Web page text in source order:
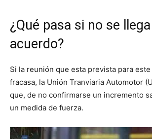
¿Qué pasa si no se
acuerdo?
Si la reunión que esta prevista para
fracasa, la Unión Tranviaria Automotor
que, de no confirmarse un incremento
un medida de fuerza.